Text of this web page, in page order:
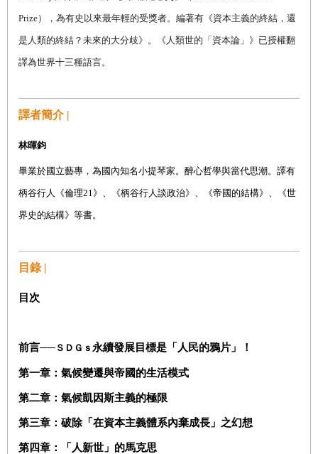
Prize），為有史以來最年輕的受獎者。編著有《資本主義的終結，還
是人類的終結？未來的大分歧》。《人類世的「資本論」》已授權翻
譯為世界十三種語言。
譯者簡介 |
林暉鈞
畢業於國立藝專，為國內知名小提琴家。醉心哲學與當代思潮。譯有
柄谷行人 《倫理21》、《柄谷行人談政治》、《帝國的結構》、《世
界史的結構》等書。
目錄 |
目次
前言── ＳＤＧｓ 永續發展目標是「人民的鴉片」！
第一章：氣候變遷與帝國的生活模式
第二章：氣候凱因斯主義的極限
第三章：破除「在資本主義體系內棄成長」之幻想
第四章：「人新世」的馬克思